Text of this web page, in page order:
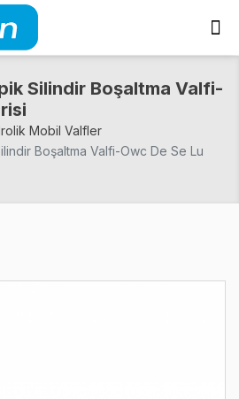
Silindir Boşaltma Valfi-
Mobil Valfler
Boşaltma Valfi-Owc De Se Lu